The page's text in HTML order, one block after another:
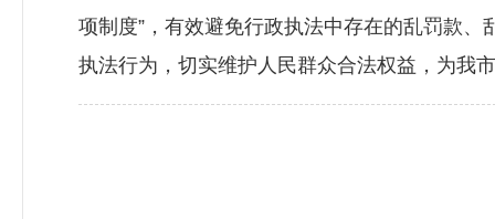
项制度”，有效避免行政执法中存在的乱罚款
执法行为，切实维护人民群众合法权益，为我